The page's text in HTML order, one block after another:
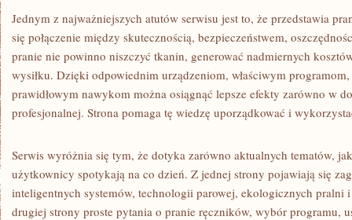
Jednym z najważniejszych atutów serwisu jest to, że przedstawia
się połączenie między skutecznością, bezpieczeństwem,
pranie nie powinno niszczyć tkanin, generować nadmiernych
wysiłku. Dzięki odpowiednim urządzeniom, właściwym
prawidłowym nawykom można osiągnąć lepsze efekty zarówno w
profesjonalnej. Strona pomaga tę wiedzę uporządkować i
Serwis wyróżnia się tym, że dotyka zarówno aktualnych tematów,
użytkownicy spotykają na co dzień. Z jednej strony pojawiają się
inteligentnych systemów, technologii parowej, ekologicznych pralni
drugiej strony proste pytania o pranie ręczników, wybór programu,